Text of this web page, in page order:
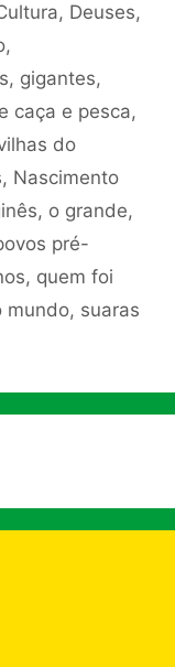
, Deuses,
,
, gigantes,
caça e pesca,
do
, Nascimento
, o grande,
pré-
, quem foi
mundo, suaras